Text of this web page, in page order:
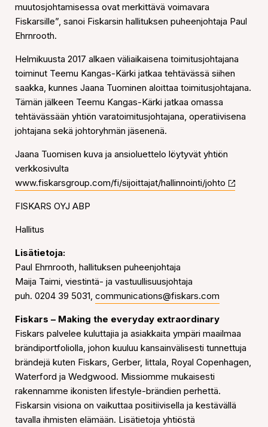
muutosjohtamisessa ovat merkittävä voimavara
Fiskarsille”, sanoi Fiskarsin hallituksen puheenjohtaja Paul
Ehrnrooth.
Helmikuusta 2017 alkaen väliaikaisena toimitusjohtajana
toiminut Teemu Kangas-Kärki jatkaa tehtävässä siihen
saakka, kunnes Jaana Tuominen aloittaa toimitusjohtajana.
Tämän jälkeen Teemu Kangas-Kärki jatkaa omassa
tehtävässään yhtiön varatoimitusjohtajana, operatiivisena
johtajana sekä johtoryhmän jäsenenä.
Jaana Tuomisen kuva ja ansioluettelo löytyvät yhtiön
verkkosivulta
www.fiskarsgroup.com/fi/sijoittajat/hallinnointi/johto
FISKARS OYJ ABP
Hallitus
Lisätietoja:
Paul Ehrnrooth, hallituksen puheenjohtaja
Maija Taimi, viestintä- ja vastuullisuusjohtaja
puh. 0204 39 5031, communications@fiskars.com
Fiskars – Making the everyday extraordinary
Fiskars palvelee kuluttajia ja asiakkaita ympäri maailmaa
brändiportfoliolla, johon kuuluu kansainvälisesti tunnettuja
brändejä kuten Fiskars, Gerber, Iittala, Royal Copenhagen,
Waterford ja Wedgwood. Missiomme mukaisesti
rakennamme ikonisten lifestyle-brändien perhettä.
Fiskarsin visiona on vaikuttaa positiivisella ja kestävällä
tavalla ihmisten elämään. Lisätietoja yhtiöstä